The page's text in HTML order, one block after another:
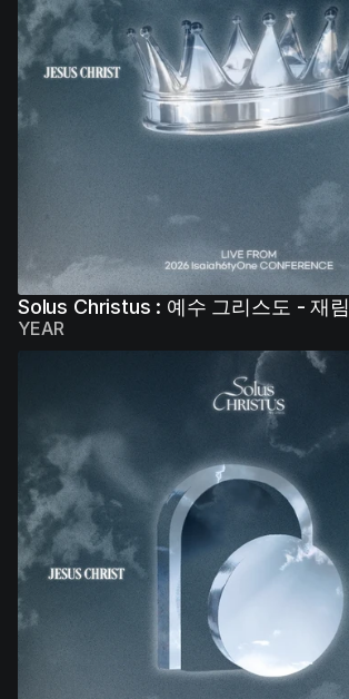
Solus Christus : 예수 그리스도 - 재림
YEAR